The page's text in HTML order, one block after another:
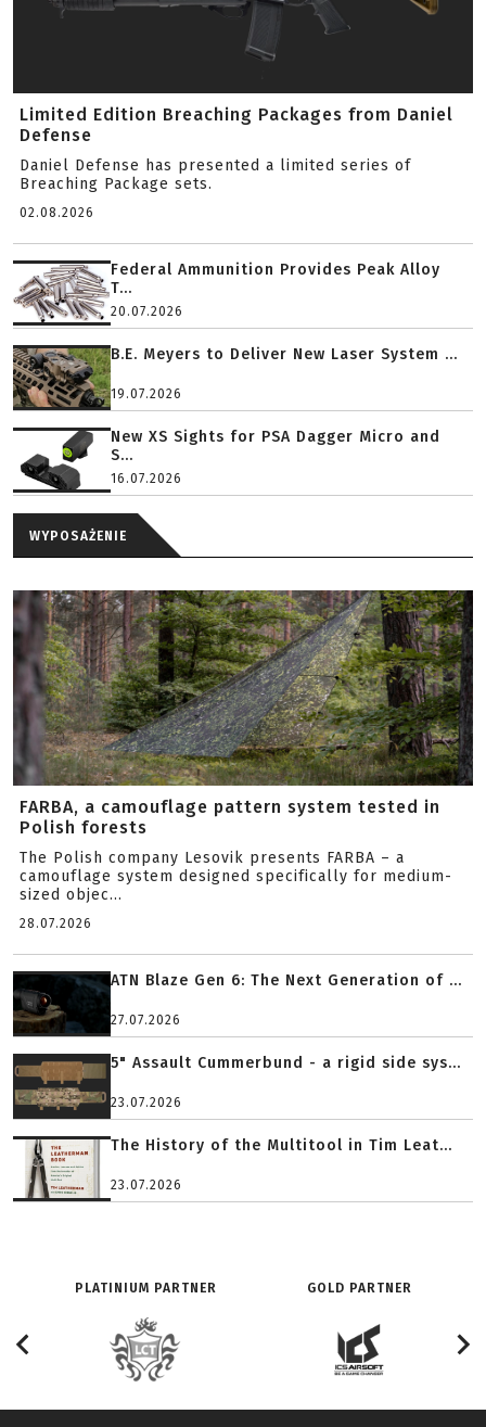
Limited Edition Breaching Packages from Daniel
Defense
Daniel Defense has presented a limited series of
Breaching Package sets.
02.08.2026
Federal Ammunition Provides Peak Alloy
T...
20.07.2026
B.E. Meyers to Deliver New Laser System ...
19.07.2026
New XS Sights for PSA Dagger Micro and
S...
16.07.2026
WYPOSAŻENIE
FARBA, a camouflage pattern system tested in
Polish forests
The Polish company Lesovik presents FARBA – a
camouflage system designed specifically for medium-
sized objec...
28.07.2026
ATN Blaze Gen 6: The Next Generation of ...
27.07.2026
5" Assault Cummerbund - a rigid side sys...
23.07.2026
The History of the Multitool in Tim Leat...
23.07.2026
PLATINIUM PARTNER GOLD PARTNER